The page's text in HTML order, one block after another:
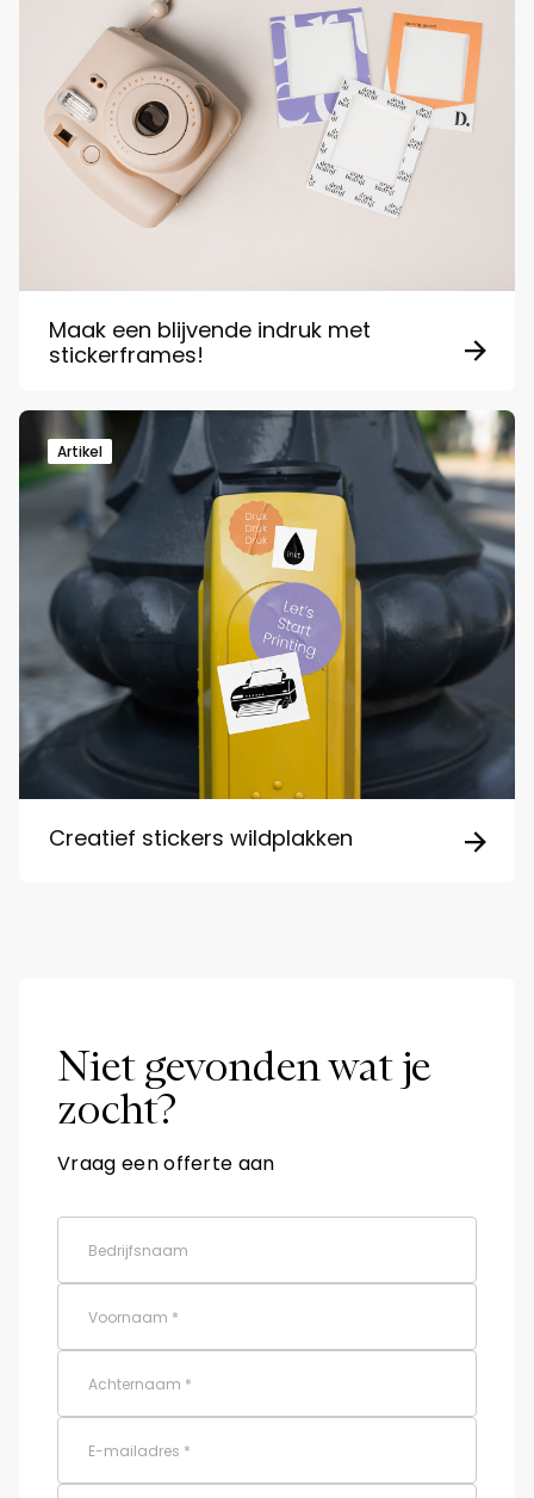
Maak een blijvende indruk met
stickerframes!
Creatief stickers wildplakken
Artikel
Niet gevonden wat je
zocht?
Vraag een offerte aan
Bedrijfsnaam
Voornaam *
Achternaam *
E-mailadres *